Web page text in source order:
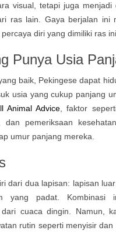
visual, tetapi juga menjadi
ras lain. Gaya berjalan ini
diri yang dimiliki ras ini.
Punya Usia
baik, Pekingese dapat
usia yang cukup panjang
Animal Advice , faktor
dan pemeriksaan
umur panjang mereka.
dari dua lapisan: lapisan
yang padat. Kombinasi
cuaca dingin. Namun,
rutin seperti menyisir dan